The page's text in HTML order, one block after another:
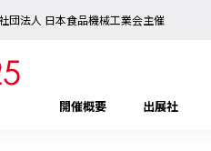
団法人 日本食品機械工業会主催
開催概要 出展社